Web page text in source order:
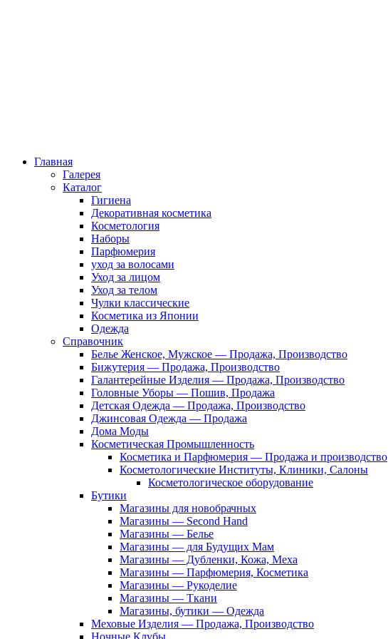
Главная
Галерея
Каталог
Гигиена
Декоративная косметика
Косметология
Наборы
Парфюмерия
уход за волосами
Уход за лицом
Уход за телом
Чулки классические
Косметика из Японии
Одежда
Справочник
Белье Женское, Мужское — Продажа, Производство
Бижутерия — Продажа, Производство
Галантерейные Изделия — Продажа, Производство
Головные Уборы — Пошив, Продажа
Детская Одежда — Продажа, Производство
Джинсовая Одежда — Продажа
Дома Моды
Косметическая Промышленность
Косметика и Парфюмерия — Продажа и производство
Косметологические Институты, Клиники, Салоны
Косметологическое оборудование
Бутики
Магазины для новобрачных
Магазины — Second Hand
Магазины — Белье
Магазины — для Будущих Мам
Магазины — Дубленки, Кожа, Меха
Магазины — Парфюмерия, Косметика
Магазины — Рукоделие
Магазины — Ткани
Магазины, бутики — Одежда
Меховые Изделия — Продажа, Производство
Ночные Клубы